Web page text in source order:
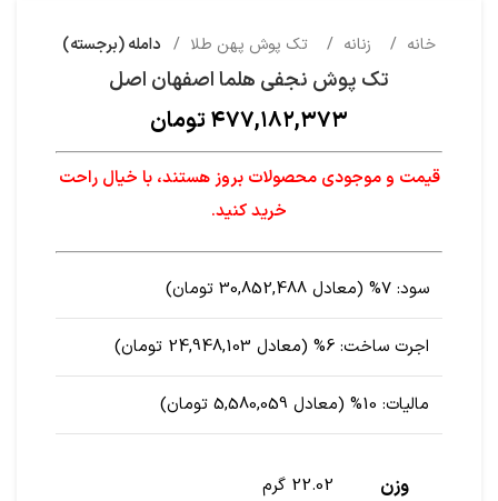
خانه زنانه تک پوش پهن طلا دامله (برجسته)
تک پوش نجفی هلما اصفهان اصل
۴۷۷,۱۸۲,۳۷۳ تومان
قیمت و موجودی محصولات بروز هستند، با خیال راحت
خرید کنید.
سود: 7% (معادل 30,852,488 تومان)
اجرت ساخت: 6% (معادل 24,948,103 تومان)
مالیات: 10% (معادل 5,580,059 تومان)
وزن 22.02 گرم